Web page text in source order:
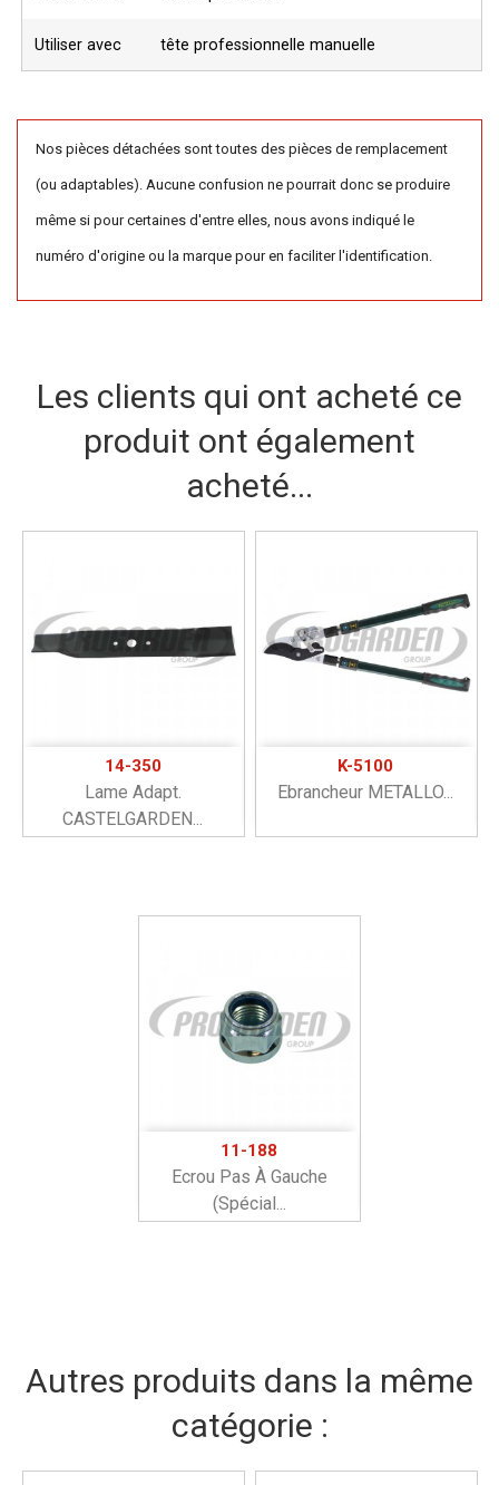
Utiliser avec tête professionnelle manuelle
Nos pièces détachées sont toutes des pièces de remplacement
(ou adaptables). Aucune confusion ne pourrait donc se produire
même si pour certaines d'entre elles, nous avons indiqué le
numéro d'origine ou la marque pour en faciliter l'identification.
Les clients qui ont acheté ce
produit ont également
acheté...
14-350
Lame Adapt.
CASTELGARDEN...
K-5100
Ebrancheur METALLO...
11-188
Ecrou Pas À Gauche
(spécial...
Autres produits dans la même
catégorie :